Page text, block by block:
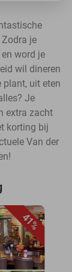
je
word je
wil dineren
uit eten
Je
extra zacht
korting bij
Van der
41%